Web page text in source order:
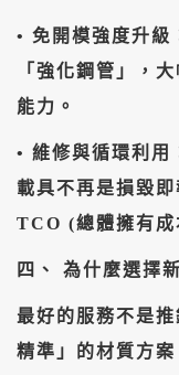
• ​免開模強度升級
「強化鋼管」，
能力。
• ​維修與循環利用
載具不再是損毀
TCO (總體擁有成
四、 為什麼選擇
最好的服務不是
精準」的材質方案